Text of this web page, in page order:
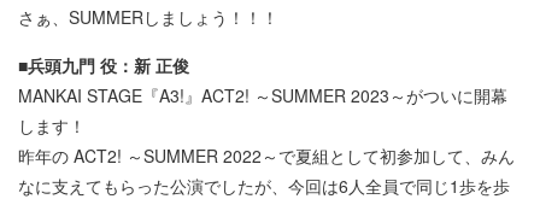
さぁ、SUMMERしましょう！！！
■兵頭九門 役：新 正俊
MANKAI STAGE『A3!』ACT2! ～SUMMER 2023～がついに開幕
します！
昨年の ACT2! ～SUMMER 2022～で夏組として初参加して、みん
なに支えてもらった公演でしたが、今回は6人全員で同じ1歩を歩